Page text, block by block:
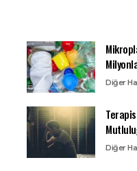
Diğer
Diğer